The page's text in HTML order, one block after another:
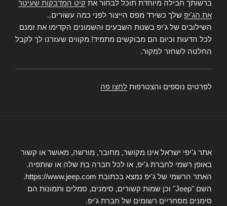
ברשותך חבילה מיוחדת תוכל לבחור את קיט המדבקות שעיטר
את הג'יפ שלך כשירד מפס הייצור לפני כמה עשורים..
השילובים של ג'יפ בשנות השבעים והשמונים הקדימו את זמנם
לכל הדעות וכיום הם מבוקשים מתמיד! מקווים שעזרנו לך לקבל
החלטה לשחזר למקור.
לפרטים נוספים והצטרפות לחצו פה
אתר ג'יפי ישראל אינו מקושר, מחובר, מורשה, מאושר או קשור
באופן רשמי לחברת ג'יפ, או לכל חברה בת שלה או שותפיה.
האתר הרשמי של ג'יפ נמצא בכתובת https://www.jeep.com.
השם "Jeep" וכן שמות קשורים, סימנים, סמלים ותמונות הם
סימנים מסחריים רשומים של חברת ג'יפ.